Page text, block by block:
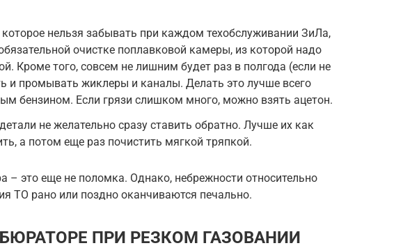
нельзя забывать при каждом техобслуживании ЗиЛа,
очистке поплавковой камеры, из которой надо
Кроме того, совсем не лишним будет раз в полгода (если не
и промывать жиклеры и каналы. Делать это лучше всего
бензином. Если грязи слишком много, можно взять ацетон.
не желательно сразу ставить обратно. Лучше их как
а потом еще раз почистить мягкой тряпкой.
– это еще не поломка. Однако, небрежности относительно
ТО рано или поздно оканчиваются печально.
ПРИ РЕЗКОМ ГАЗОВАНИИ